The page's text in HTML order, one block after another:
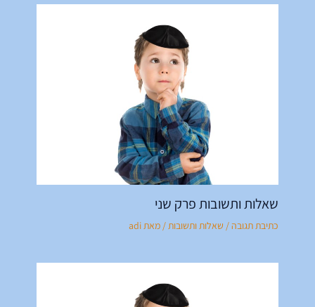
שאלות ותשובות פרק שני
כתיבת תגובה/ שאלות ותשובות/ מאתadi